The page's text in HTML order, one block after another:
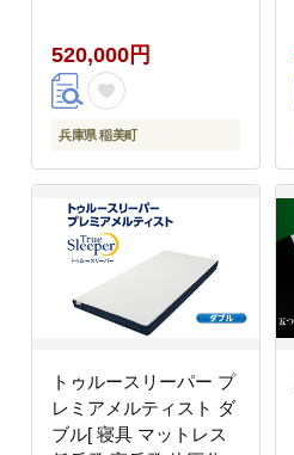
520,000円
兵庫県 稲美町
トゥルースリーパー プ
レミアメルティスト ダ
ブル[ 寝具 マットレス